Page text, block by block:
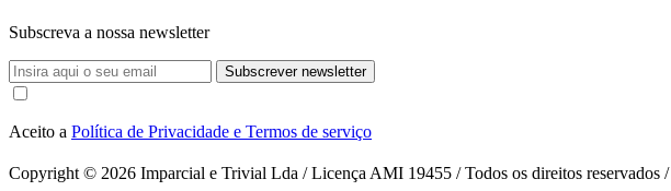
Subscreva a nossa newsletter
Subscrever newsletter
Aceito a Política de Privacidade e Termos de serviço
Copyright © 2026 Imparcial e Trivial Lda / Licença AMI 19455 / Todos os direitos reservados /